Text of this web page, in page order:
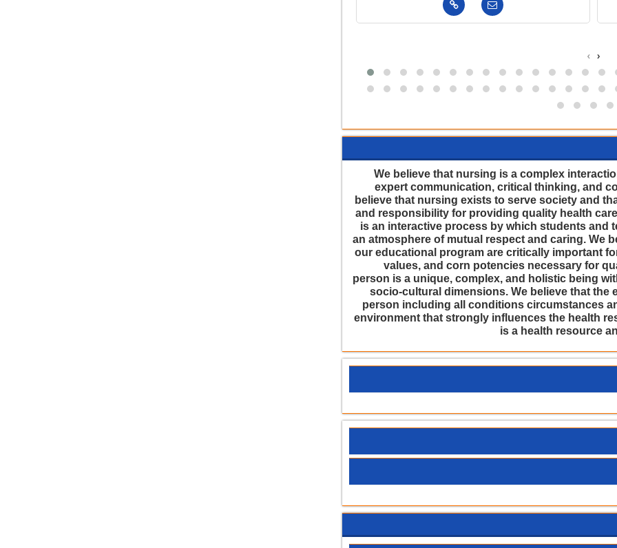
‹ ›
We believe that nursing is a complex
expert communication, critical thinking, and
believe that nursing exists to serve society and
and responsibility for providing quality health
is an interactive process by which students and
an atmosphere of mutual respect and caring. We
our educational program are critically important
values, and corn potencies necessary for
person is a unique, complex, and holistic being
socio-cultural dimensions. We believe that
person including all conditions circumstances
environment that strongly influences the health
is a health resource